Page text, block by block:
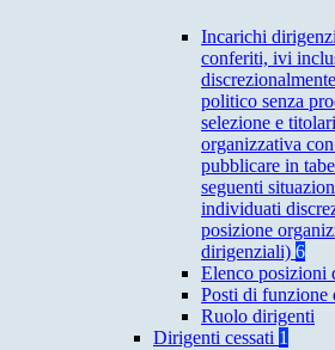
Incarichi
conferiti, ivi
politico senza
selezione e
organizzativa
pubblicare in
seguenti
individuati
posizione
dirigenziali) 6
Elenco posizioni
Posti di funzione
Ruolo dirigenti
Dirigenti cessati 1